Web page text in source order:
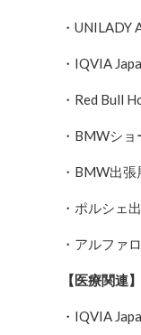
・UNILADY
・IQVIA
・Red Bull
・BMWシ
・BMW出張
・ポルシェ
・アルファ
【医療関連】
・IQVIA